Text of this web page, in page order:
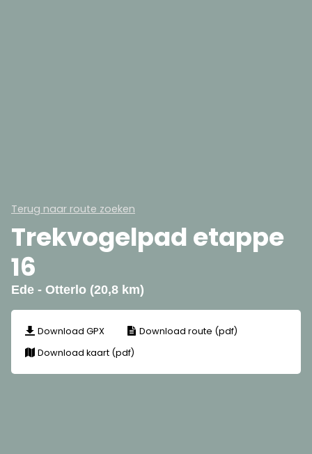
Terug naar route zoeken
Trekvogelpad etappe
16
Ede - Otterlo (20,8 km)
Download GPX
Download route (pdf)
Download kaart (pdf)